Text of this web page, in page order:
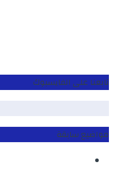
تابعنا على الفايسبوك
مواضيع سابقة